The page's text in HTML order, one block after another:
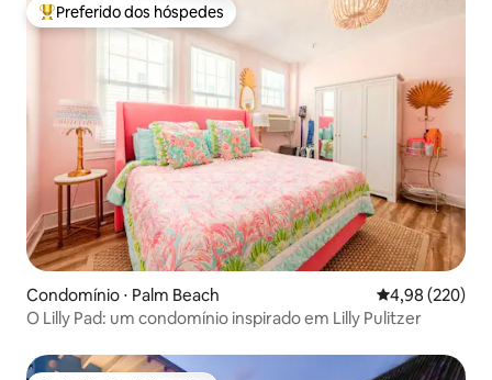
Entre os melhores preferidos dos hóspedes
Preferido dos hóspedes
Condomínio ⋅ Palm Beach 4,98 de uma
4,98 (220)
O Lilly Pad: um condomínio inspirado em Lilly Pulitzer